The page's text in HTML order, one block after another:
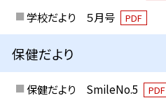
学校だより ５月号
PDF
保健だより
保健だより SmileNo.5 PDF